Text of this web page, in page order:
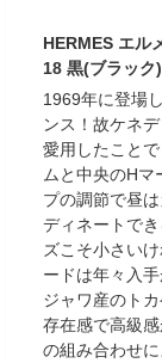
HERMES エル
18 黒(ブラック
1969年に登場
ンス！故ケネ
愛用したこと
ムと中央のH
プの調節で昼
ディネートで
ズこそ小さい
ードは年々入
ジャワ産のト
存在感で高級
の組み合わせ